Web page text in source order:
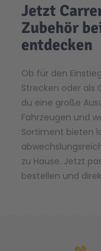
Jetzt
Zubehör
entdecken
Ob für den
Strecken oder als
du eine große
Fahrzeugen und
Sortiment bieten
zu Hause. Jetzt
bestellen und